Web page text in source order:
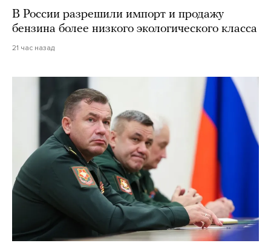
В России разрешили импорт и продажу
бензина более низкого экологического класса
21 час назад